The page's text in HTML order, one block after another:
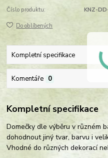
Číslo produktu: KNZ-
Do oblíbených
Kompletní specifikace
Komentáře 0
Kompletní specifikace
Domečky dle výběru v různém
dohodnout jiný tvar, barvu i
Vhodné do různých dekorací